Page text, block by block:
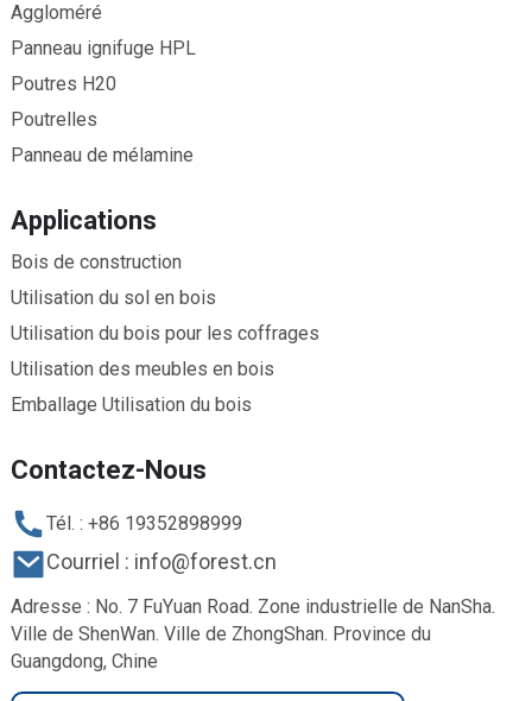
Aggloméré
Panneau ignifuge HPL
Poutres H20
Poutrelles
Panneau de mélamine
Applications
Bois de construction
Utilisation du sol en bois
Utilisation du bois pour les coffrages
Utilisation des meubles en bois
Emballage Utilisation du bois
Contactez-Nous
Tél. : +86 19352898999
Courriel : info@forest.cn
Adresse : No. 7 FuYuan Road. Zone industrielle de NanSha.
Ville de ShenWan. Ville de ZhongShan. Province du
Guangdong, Chine